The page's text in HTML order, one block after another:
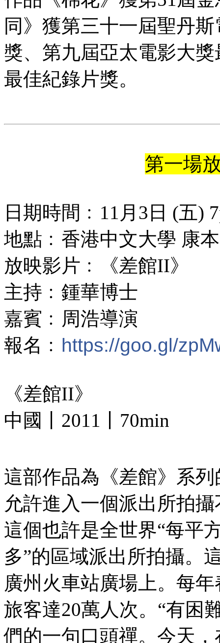
同》獲第三十一屆聖丹
獎、第九屆亞太電影大
最佳紀錄片獎。
第一場
日期時間﹕11月3日 (五)
地點﹕香港中文大學 康
放映影片﹕《差館II》
主持﹕鍾華博士
嘉賓﹕周浩導演
報名﹕ https://goo.gl/
《差館II》
中國丨2011丨70min
這部作品為《差館》系
允許進入一個派出所拍
這個也許是全世界“每平
多”的區域派出所拍攝。
廣州火車站廣場上。每
旅客達20萬人次。“有困
們的一句口頭禪。今天